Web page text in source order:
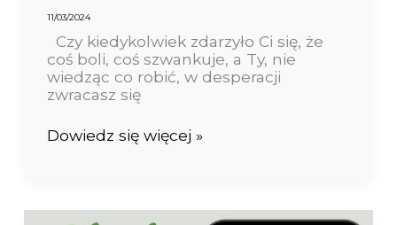
11/03/2024
Czy kiedykolwiek zdarzyło Ci się, że
coś boli, coś szwankuje, a Ty, nie
wiedząc co robić, w desperacji
zwracasz się
Dowiedz się więcej »